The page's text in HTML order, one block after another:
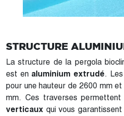
STRUCTURE
La structure de la pergola
est en aluminium extrudé.
pour une hauteur de 2600 mm
mm. Ces traverses permettent
verticaux qui vous